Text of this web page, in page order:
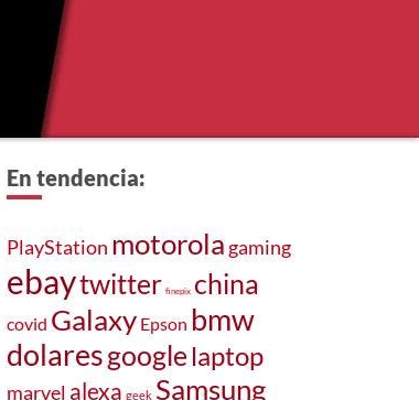
En tendencia:
PlayStation motorola gaming
ebaytwitter finepix china
covid Galaxy Epson bmw
dolaresgoogle laptop
marvel alexa geek Samsung